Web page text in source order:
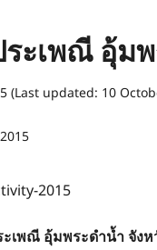
ะเพณี อุ้ม
(Last updated: 10
ะเพณี อุ้มพระดำน้ำ จัง